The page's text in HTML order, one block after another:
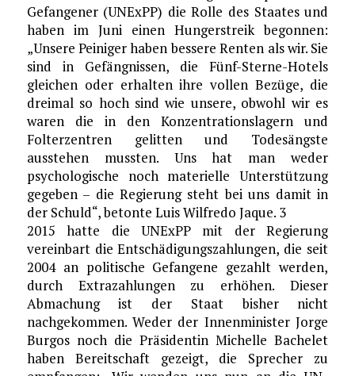
Gefangener (UNExPP) die Rolle des Staates und
haben im Juni einen Hungerstreik begonnen:
„Unsere Peiniger haben bessere Renten als wir. Sie
sind in Gefängnissen, die Fünf-Sterne-Hotels
gleichen oder erhalten ihre vollen Bezüge, die
dreimal so hoch sind wie unsere, obwohl wir es
waren die in den Konzentrationslagern und
Folterzentren gelitten und Todesängste
ausstehen mussten. Uns hat man weder
psychologische noch materielle Unterstützung
gegeben – die Regierung steht bei uns damit in
der Schuld“, betonte Luis Wilfredo Jaque. 3
2015 hatte die UNExPP mit der Regierung
vereinbart die Entschädigungszahlungen, die seit
2004 an politische Gefangene gezahlt werden,
durch Extrazahlungen zu erhöhen. Dieser
Abmachung ist der Staat bisher nicht
nachgekommen. Weder der Innenminister Jorge
Burgos noch die Präsidentin Michelle Bachelet
haben Bereitschaft gezeigt, die Sprecher zu